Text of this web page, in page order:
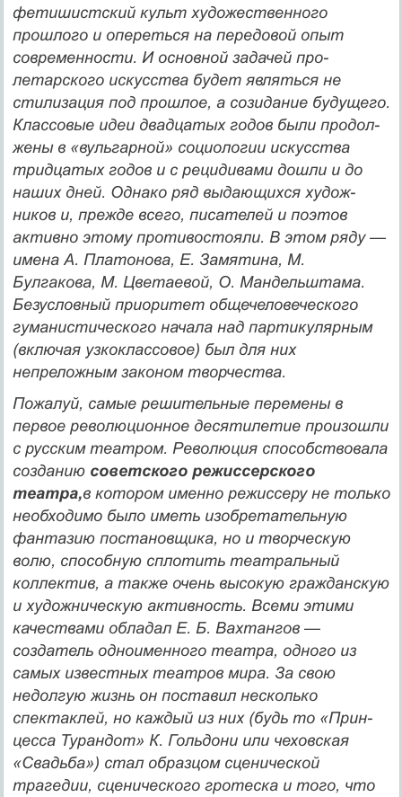
фетишистский культ художественного
прошлого и опереться на передовой опыт
современности. И основной задачей про­
летарского искусства будет являться не
стилизация под прошлое, а созидание будущего.
Классовые идеи двадцатых годов были продол­
жены в «вульгарной» социологии искусства
тридцатых годов и с ре­цидивами дошли и до
наших дней. Однако ряд выдающихся худож­
ников и, прежде всего, писателей и поэтов
активно этому противосто­яли. В этом ряду —
имена А. Платонова, Е. Замятина, М.
Булгакова, М. Цветаевой, О. Мандельштама.
Безусловный приоритет общечело­веческого
гуманистического начала над партикулярным
(включая узкоклассовое) был для них
непреложным законом творчества.
Пожалуй, самые решительные перемены в
первое револю­ционное десятилетие произошли
с русским театром. Революция способствовала
созданию советского режиссерского
театра,в ко­тором именно режиссеру не только
необходимо было иметь изобре­тательную
фантазию постановщика, но и творческую
волю, спо­собную сплотить театральный
коллектив, а также очень высокую гражданскую
и художническую активность. Всеми этими
качест­вами обладал Е. Б. Вахтангов —
создатель одноименного театра, од­ного из
самых известных театров мира. За свою
недолгую жизнь он поставил несколько
спектаклей, но каждый из них (будь то «Прин­
цесса Турандот» К. Гольдони или чеховская
«Свадьба») стал образ­цом сценической
трагедии, сценического гротеска и того, что